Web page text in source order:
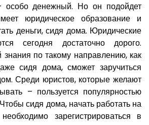
особо денежный. Но он подойдет
юридическое образование и
деньги, сидя дома. Юридические
сегодня достаточно дорого.
по такому направлению, как
сидя дома, сможет заручиться
Среди юристов, которые желают
– пользуется популярностью
сидя дома, начать работать на
зарегистрироваться в